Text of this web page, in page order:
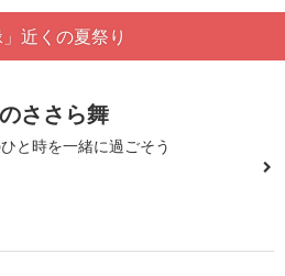
近くの夏祭り
ささら舞
と時を一緒に過ごそう